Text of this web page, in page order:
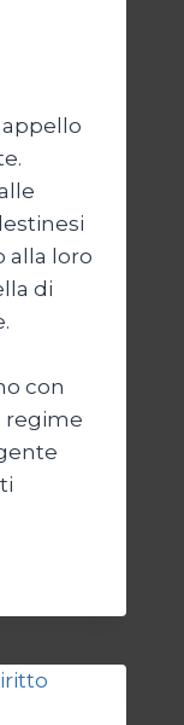
alla loro
di
con
regime